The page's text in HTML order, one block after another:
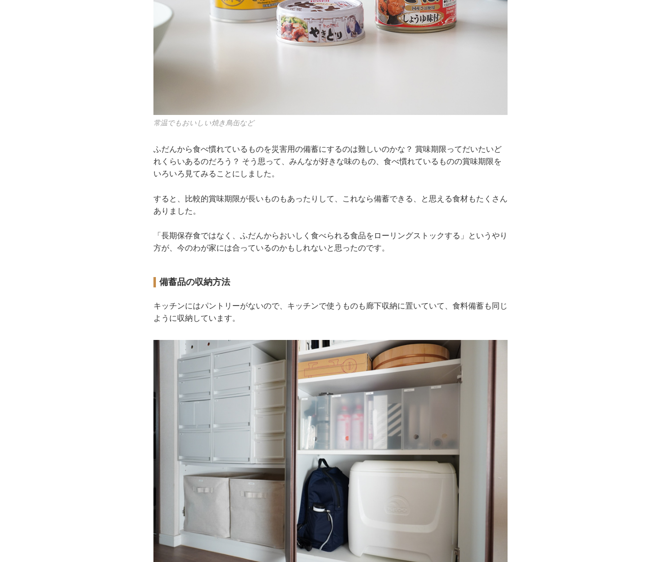
常温でもおいしい焼き鳥缶など
ふだんから食べ慣れているものを災害用の備蓄にするのは難しいのかな？ 賞味期限ってだいたいど
れくらいあるのだろう？ そう思って、みんなが好きな味のもの、食べ慣れているものの賞味期限を
いろいろ見てみることにしました。
すると、比較的賞味期限が長いものもあったりして、これなら備蓄できる、と思える食材もたくさん
ありました。
「長期保存食ではなく、ふだんからおいしく食べられる食品をローリングストックする」というやり
方が、今のわが家には合っているのかもしれないと思ったのです。
備蓄品の収納方法
キッチンにはパントリーがないので、キッチンで使うものも廊下収納に置いていて、食料備蓄も同じ
ように収納しています。